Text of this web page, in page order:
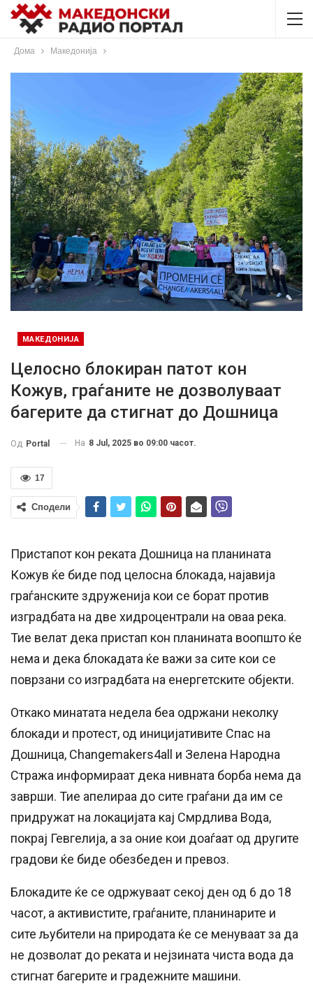
Дома Македонија
МАКЕДОНИЈА
Целосно блокиран патот кон
Кожув, граѓаните не дозволуваат
багерите да стигнат до Дошница
Од Portal На 8 Jul, 2025 во 09:00 часот.
17
Сподели
Пристапот кон реката Дошница на планината
Кожув ќе биде под целосна блокада, најавија
граѓанските здруженија кои се борат против
изградбата на две хидроцентрали на оваа река.
Тие велат дека пристап кон планината воопшто ќе
нема и дека блокадата ќе важи за сите кои се
поврзани со изградбата на енергетските објекти.
Откако минатата недела беа одржани неколку
блокади и протест, од иницијативите Спас на
Дошница, Changemakers4all и Зелена Народна
Стража информираат дека нивната борба нема да
заврши. Тие апелираа до сите граѓани да им се
придружат на локацијата кај Смрдлива Вода,
покрај Гевгелија, а за оние кои доаѓаат од другите
градови ќе биде обезбеден и превоз.
Блокадите ќе се одржуваат секој ден од 6 до 18
часот, а активистите, граѓаните, планинарите и
сите љубители на природата ќе се менуваат за да
не дозволат до реката и нејзината чиста вода да
стигнат багерите и градежните машини.